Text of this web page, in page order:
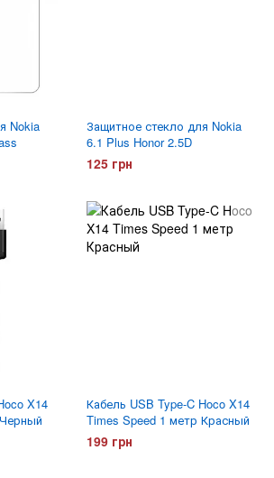
Nokia
Защитное стекло для Nokia
6.1 Plus Honor 2.5D
125 грн
X14
Кабель USB Type-C Hoco X14
Times Speed 1 метр Красный
199 грн